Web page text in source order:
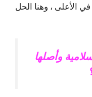
الأعلى ، وهنا الحل
وأصلها